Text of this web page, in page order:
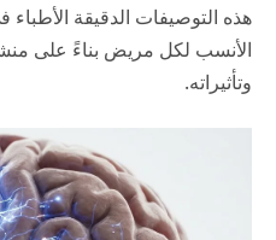
هذه التوصيفات الدقيقة الأطباء
الأنسب لكل مريض بناءً على
وتأثيراته.